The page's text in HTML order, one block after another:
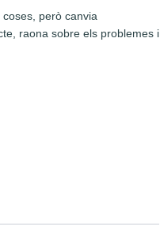
però canvia
raona sobre els problemes i